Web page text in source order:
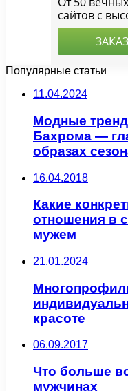
Популярные статьи
11.04.2024
Модные
Бахрома —
образах
16.04.2018
Какие
отношения в
мужем
21.01.2024
красоте
06.09.2017
Что больше
мужчинах